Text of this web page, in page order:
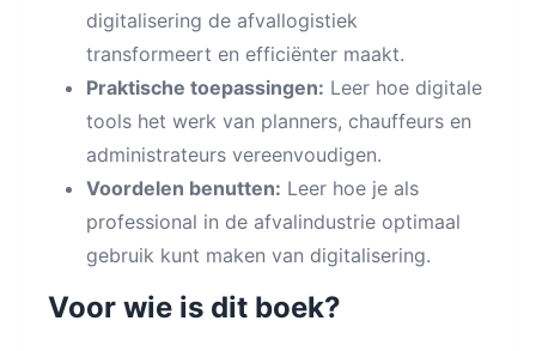
digitalisering de afvallogistiek
transformeert en efficiënter maakt.
Praktische toepassingen: Leer hoe digitale
tools het werk van planners, chauffeurs en
administrateurs vereenvoudigen.
Voordelen benutten: Leer hoe je als
professional in de afvalindustrie optimaal
gebruik kunt maken van digitalisering.
Voor wie is dit boek?